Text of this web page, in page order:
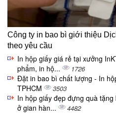
Công ty in bao bì giới thiệu
theo yêu cầu
In hộp giấy giá rẻ tại xưởng
phẩm, in hộ...
1726
Đặt in bao bì chất lượng - In
TPHCM
3503
In hộp giấy đẹp đựng quà
ở gian hàn...
4482